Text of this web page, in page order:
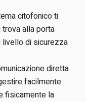
citofonico ti
alla porta
livello di sicurezza
diretta
facilmente
fisicamente la